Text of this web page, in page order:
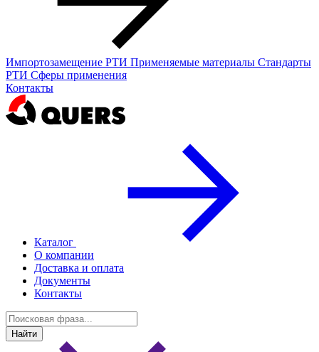
Импортозамещение РТИ Применяемые материалы Стандарты
РТИ Сферы применения
Контакты
Каталог
О компании
Доставка и оплата
Документы
Контакты
Найти